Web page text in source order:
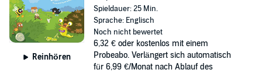
Reinhören
Spieldauer: 25 Min.
Sprache: Englisch
Noch nicht bewertet
6,32 € oder kostenlos mit einem
Probeabo. Verlängert sich automatisch
für 6,99 €/Monat nach Ablauf des